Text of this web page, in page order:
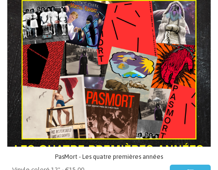
PasMort - Les quatre premières années